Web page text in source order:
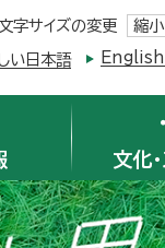
字サイズの変更 縮小
い日本語 English
文化